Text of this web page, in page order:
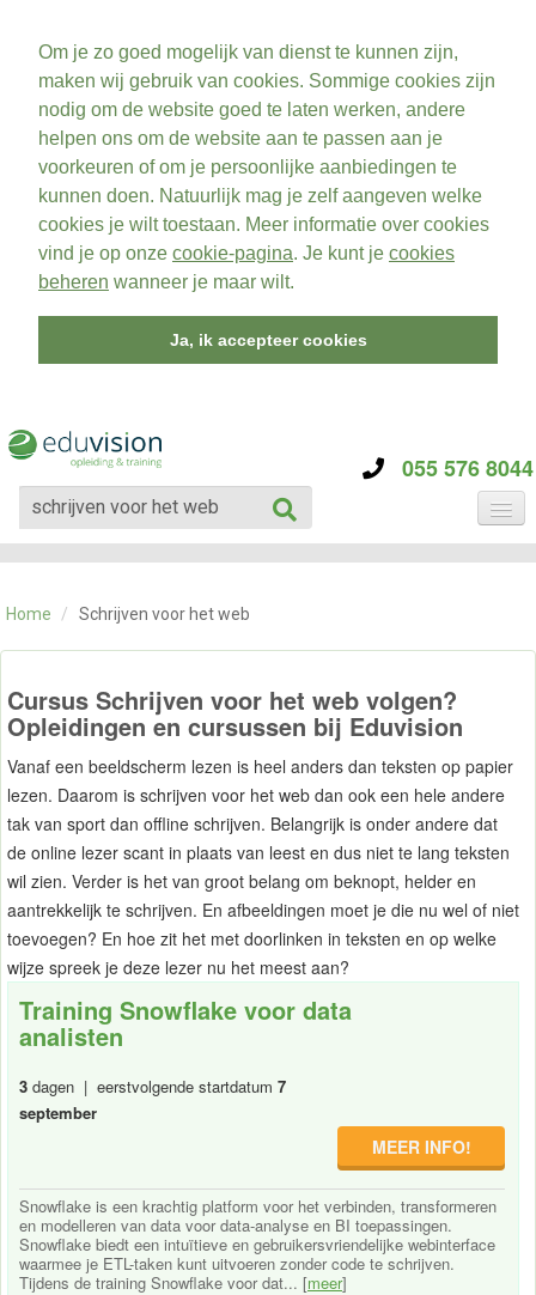
Om je zo goed mogelijk van dienst te kunnen zijn,
maken wij gebruik van cookies. Sommige cookies zijn
nodig om de website goed te laten werken, andere
helpen ons om de website aan te passen aan je
voorkeuren of om je persoonlijke aanbiedingen te
kunnen doen. Natuurlijk mag je zelf aangeven welke
cookies je wilt toestaan. Meer informatie over cookies
vind je op onze cookie-pagina. Je kunt je cookies
beheren wanneer je maar wilt.
Ja, ik accepteer cookies
055 576 8044
CATEGORIE
OVER ONS
CONTACT
Home / Schrijven voor het web
Cursus Schrijven voor het web volgen?
Opleidingen en cursussen bij Eduvision
Vanaf een beeldscherm lezen is heel anders dan teksten op papier
lezen. Daarom is schrijven voor het web dan ook een hele andere
tak van sport dan offline schrijven. Belangrijk is onder andere dat
de online lezer scant in plaats van leest en dus niet te lang teksten
wil zien. Verder is het van groot belang om beknopt, helder en
aantrekkelijk te schrijven. En afbeeldingen moet je die nu wel of niet
toevoegen? En hoe zit het met doorlinken in teksten en op welke
wijze spreek je deze lezer nu het meest aan?
Training Snowflake voor data
analisten
3 dagen | eerstvolgende startdatum 7
september
MEER INFO!
Snowflake is een krachtig platform voor het verbinden, transformeren
en modelleren van data voor data-analyse en BI toepassingen.
Snowflake biedt een intuïtieve en gebruikersvriendelijke webinterface
waarmee je ETL-taken kunt uitvoeren zonder code te schrijven.
Tijdens de training Snowflake voor dat... [meer]